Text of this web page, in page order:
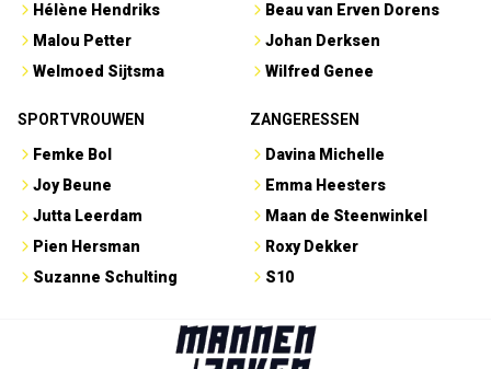
Hélène Hendriks
Malou Petter
Welmoed Sijtsma
Beau van Erven Dorens
Johan Derksen
Wilfred Genee
SPORTVROUWEN
Femke Bol
Joy Beune
Jutta Leerdam
Pien Hersman
Suzanne Schulting
ZANGERESSEN
Davina Michelle
Emma Heesters
Maan de Steenwinkel
Roxy Dekker
S10